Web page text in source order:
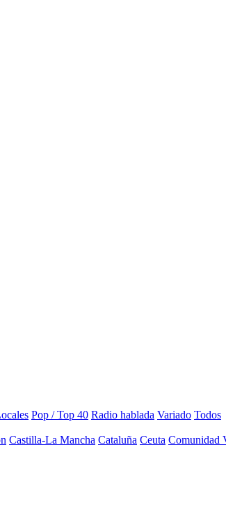
Pop / Top 40 Radio hablada Variado Todos
Castilla-La Mancha Cataluña Ceuta Comunidad